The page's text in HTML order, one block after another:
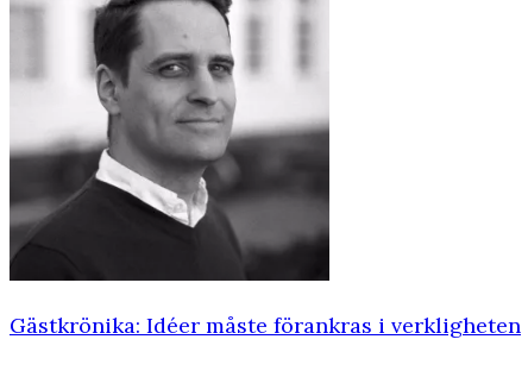
Gästkrönika: Idéer måste förankras i verkligheten